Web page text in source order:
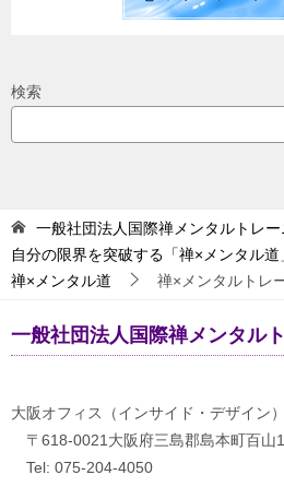
検索
一般社団法人国際禅メンタルトレ
自分の限界を突破する「禅×メンタル道
禅×メンタル道
禅×メンタルトレ
一般社団法人国際禅メンタル
大阪オフィス（インサイド・デザイン）
〒618-0021大阪府三島郡島本町百山
Tel: 075-204-4050